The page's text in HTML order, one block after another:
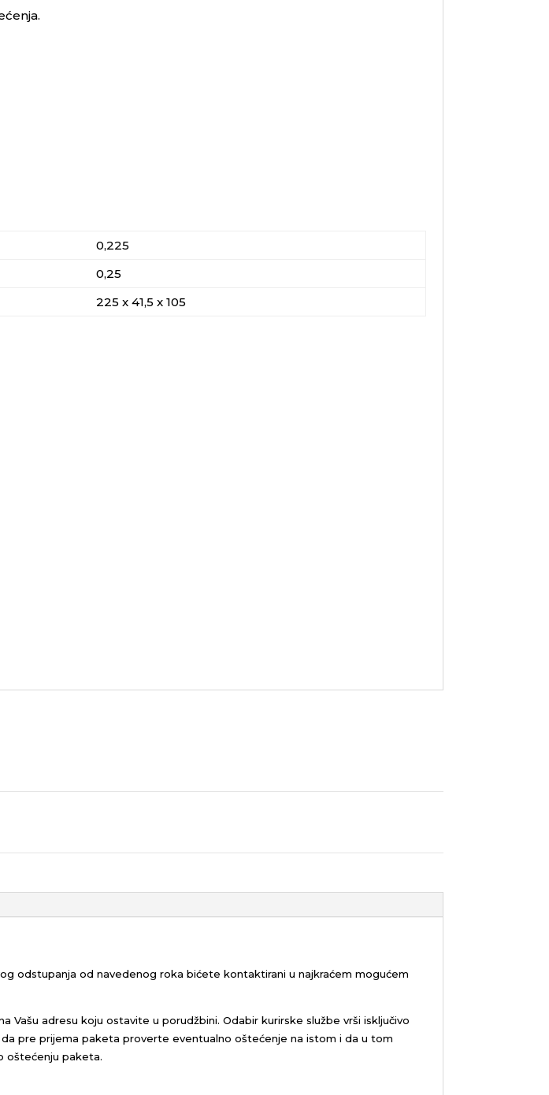
0,225
0,25
225 x 41,5 x 105
odstupanja od navedenog roka bićete kontaktirani u najkraćem mogućem
Vašu adresu koju ostavite u porudžbini.Odabir kurirske službe vrši isključivo
da pre prijema paketa proverte eventualno oštećenje na istom i da u tom
oštećenju paketa.